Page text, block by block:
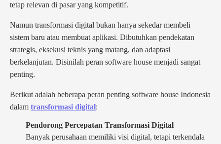
tetap relevan di pasar yang kompetitif.
Namun transformasi digital bukan hanya sekedar membeli
sistem baru atau membuat aplikasi. Dibutuhkan pendekatan
strategis, eksekusi teknis yang matang, dan adaptasi
berkelanjutan. Disinilah peran software house menjadi sangat
penting.
Berikut adalah beberapa peran penting software house Indonesia
dalam transformasi digital:
Pendorong Percepatan Transformasi Digital
Banyak perusahaan memiliki visi digital, tetapi terkendala